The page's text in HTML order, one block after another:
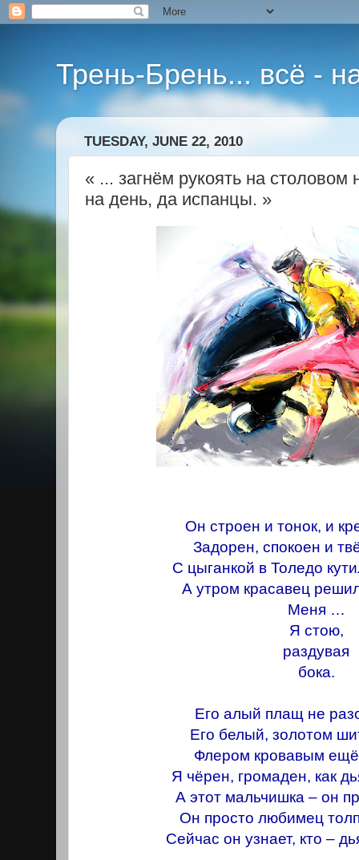
Трень-Брень... всё -
TUESDAY, JUNE 22, 2010
« ... загнём рукоять на
на день, да испанцы. »
Он строен и тонок, и
Задорен, спокоен и
С цыганкой в Толедо
А утром красавец
Меня …
Я стою,
раздувая
бока.
Его алый плащ не
Его белый, золотом
Флером кровавым
Я чёрен, громаден, как
А этот мальчишка – он
Он просто любимец
Сейчас он узнает, кто –